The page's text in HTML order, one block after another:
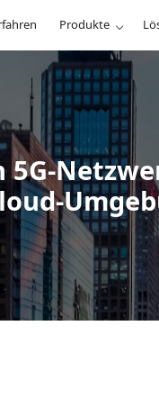
Produkte
5G-